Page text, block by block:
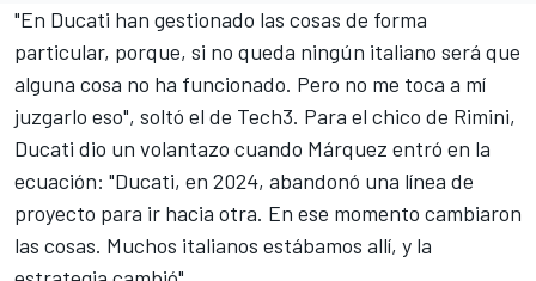
"En Ducati han gestionado las cosas de forma
particular, porque, si no queda ningún italiano será que
alguna cosa no ha funcionado. Pero no me toca a mí
juzgarlo eso", soltó el de Tech3. Para el chico de Rimini,
Ducati dio un volantazo cuando Márquez entró en la
ecuación: "Ducati, en 2024, abandonó una línea de
proyecto para ir hacia otra. En ese momento cambiaron
las cosas. Muchos italianos estábamos allí, y la